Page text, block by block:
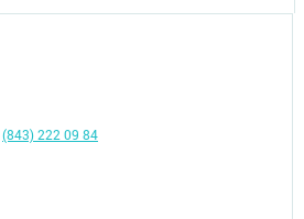
(843) 222 09 84